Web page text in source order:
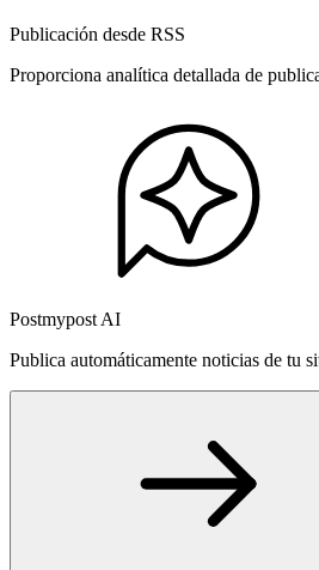
Publicación desde RSS
Proporciona analítica detallada de
Postmypost AI
Publica automáticamente noticias de tu